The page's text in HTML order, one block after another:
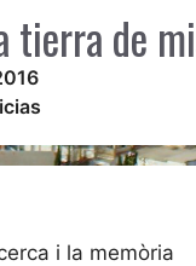
de
i la memòria